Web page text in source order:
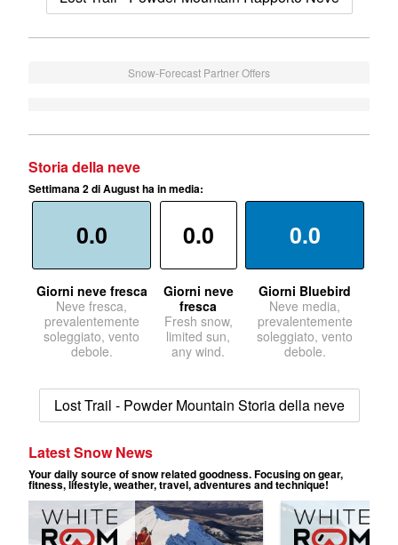
Snow-Forecast Partner Offers
Storia della neve
Settimana 2 di August ha in media:
0.0
Giorni neve fresca
Neve fresca,
prevalentemente
soleggiato, vento
debole.
0.0
Giorni neve
fresca
Fresh snow,
limited sun,
any wind.
0.0
Giorni Bluebird
Neve media,
prevalentemente
soleggiato, vento
debole.
Lost Trail - Powder Mountain Storia della neve